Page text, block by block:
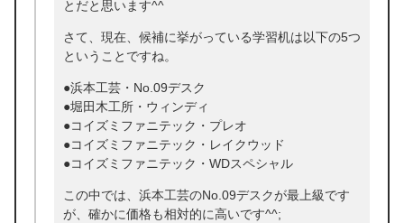
とだと思います^^
さて、現在、候補に挙がっている学習机は以下の5つ
ということですね。
●浜本工芸・No.09デスク
●堀田木工所・ウィンディ
●コイズミファニテック・プレオ
●コイズミファニテック・レイクウッド
●コイズミファニテック・WDスペシャル
この中では、浜本工芸のNo.09デスクが最上級です
が、確かに価格も相対的に高いです^^;